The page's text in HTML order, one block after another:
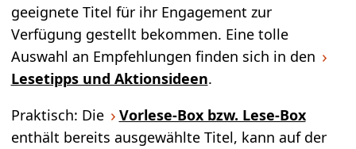
geeignete Titel für ihr Engagement zur
Verfügung gestellt bekommen. Eine tolle
Auswahl an Empfehlungen finden sich in den
Lesetipps und Aktionsideen.
Praktisch: Die
Vorlese-Box bzw. Lese-Box
enthält bereits ausgewählte Titel, kann auf der